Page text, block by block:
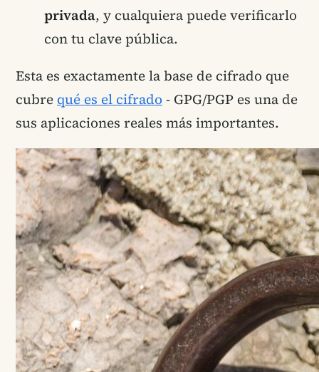
privada, y cualquiera puede verificarlo
con tu clave pública.
Esta es exactamente la base de cifrado que
cubre qué es el cifrado - GPG/PGP es una de
sus aplicaciones reales más importantes.